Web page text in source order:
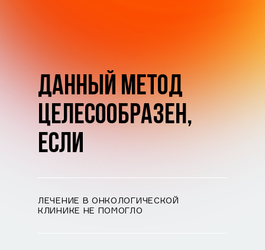
ДАННЫЙ МЕТОД
ЦЕЛЕСООБРАЗЕН,
ЕСЛИ
ЛЕЧЕНИЕ В ОНКОЛОГИЧЕСКОЙ
КЛИНИКЕ НЕ ПОМОГЛО